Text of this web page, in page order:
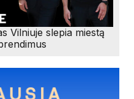
Vilniuje slepia miestą